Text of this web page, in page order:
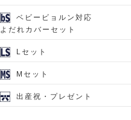
ベビービョルン対応
よだれカバーセット
Lセット
Mセット
出産祝・プレゼント